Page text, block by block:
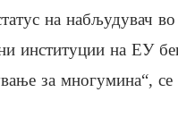
на набљудувач во
институции на ЕУ
за многумина“, се